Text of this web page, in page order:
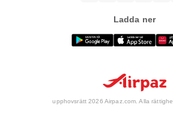
Ladda ner
upphovsrätt 2026 Airpaz.com. Alla